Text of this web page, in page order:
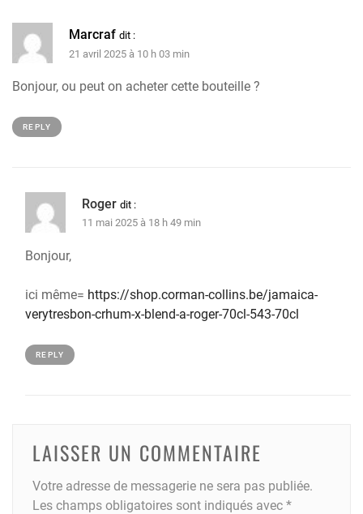
Marcraf dit :
21 avril 2025 à 10 h 03 min
Bonjour, ou peut on acheter cette bouteille ?
REPLY
Roger dit :
11 mai 2025 à 18 h 49 min
Bonjour,
ici même= https://shop.corman-collins.be/jamaica-
verytresbon-crhum-x-blend-a-roger-70cl-543-70cl
REPLY
LAISSER UN COMMENTAIRE
Votre adresse de messagerie ne sera pas publiée.
Les champs obligatoires sont indiqués avec *